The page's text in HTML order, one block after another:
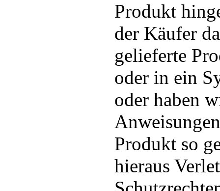
Produkt
der Käufer
gelieferte
oder in ein
oder haben
Produkt so
hieraus